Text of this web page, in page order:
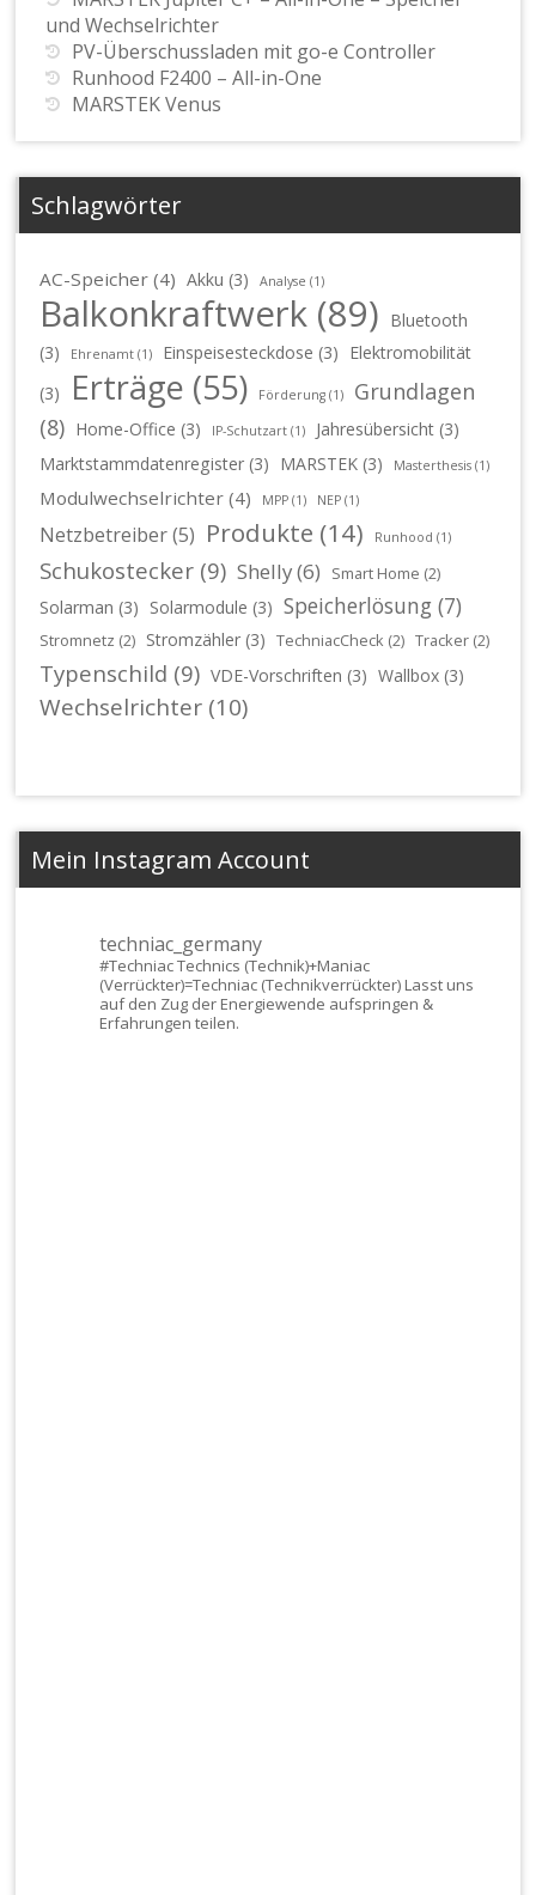
und Wechselrichter
PV-Überschussladen mit go-e Controller
Runhood F2400 – All-in-One
MARSTEK Venus
Schlagwörter
AC-Speicher (4) Akku (3) Analyse (1)
Balkonkraftwerk (89) Bluetooth
(3)
Ehrenamt (1) Einspeisesteckdose (3) Elektromobilität
(3)
Erträge (55) Förderung (1)
Grundlagen
(8) Home-Office (3) IP-Schutzart (1) Jahresübersicht (3)
Marktstammdatenregister (3) MARSTEK (3) Masterthesis (1)
Modulwechselrichter (4) MPP (1) NEP (1)
Netzbetreiber(5) Produkte (14) Runhood (1)
Schukostecker (9) Shelly(6) Smart Home (2)
Solarman (3) Solarmodule (3) Speicherlösung (7)
Stromnetz (2) Stromzähler (3) TechniacCheck (2) Tracker (2)
Typenschild (9) VDE-Vorschriften (3) Wallbox (3)
Wechselrichter (10)
Mein Instagram Account
techniac_germany
#TechniacTechnics (Technik)+Maniac
(Verrückter)=Techniac (Technikverrückter) Lasst uns
auf den Zug der Energiewende aufspringen &
Erfahrungen teilen.